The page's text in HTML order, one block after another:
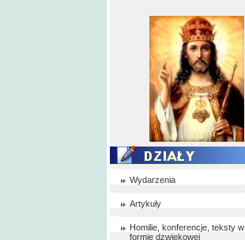
Wydarzenia
Artykuły
Homilie, konferencje, teksty w
formie dzwiękowej